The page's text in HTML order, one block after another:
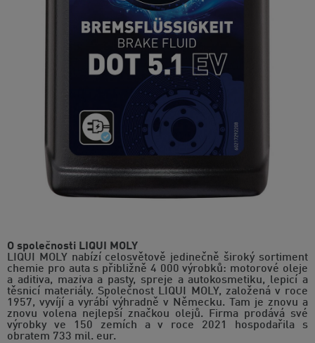
O společnosti LIQUI MOLY
LIQUI MOLY nabízí celosvětově jedinečně široký sortiment
chemie pro auta s přibližně 4 000 výrobků: motorové oleje
a aditiva, maziva a pasty, spreje a autokosmetiku, lepicí a
těsnicí materiály. Společnost LIQUI MOLY, založená v roce
1957, vyvíjí a vyrábí výhradně v Německu. Tam je znovu a
znovu volena nejlepší značkou olejů. Firma prodává své
výrobky ve 150 zemích a v roce 2021 hospodařila s
obratem 733 mil. eur.